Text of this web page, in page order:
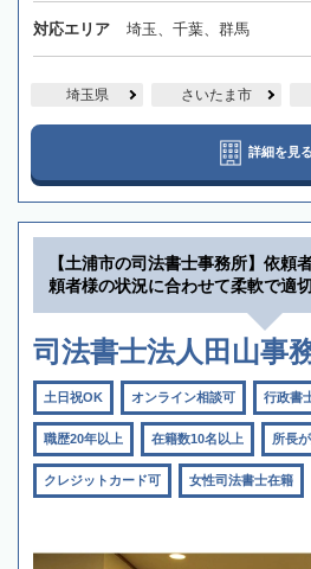
対応エリア 埼玉、千葉、群馬
埼玉県 さいたま市
詳細を見る
【土浦市の司法書士事務所】依頼
頼者様の状況に合わせて柔軟で適
司法書士法人田山事
土日祝OK オンライン相談可 行政書
職歴20年以上 在籍数10名以上 所長
クレジットカード可 女性司法書士在籍